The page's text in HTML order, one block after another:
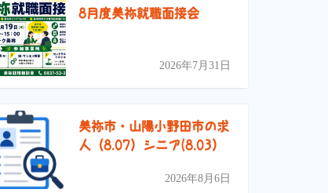
8月度美祢就職面接会
2026年7月31日
美祢市・山陽小野田市の求
人（8.07）シニア(8.03）
2026年8月6日